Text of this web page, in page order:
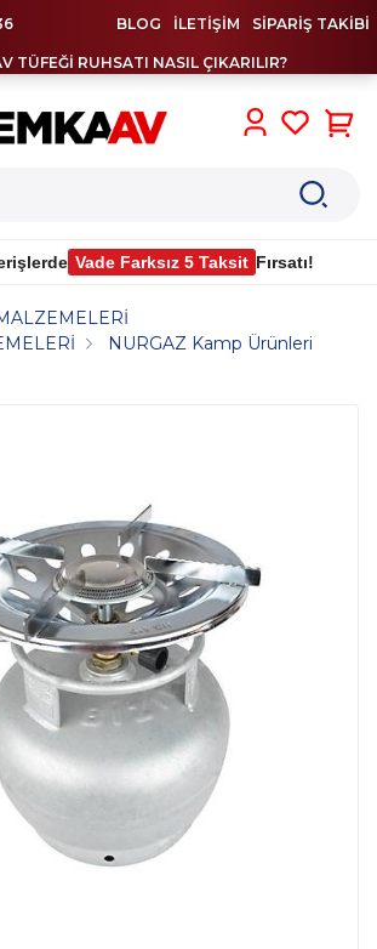
BLOG İLETİŞİM SİPARİŞ TAKİBİ
TÜFEĞİ RUHSATI NASIL ÇIKARILIR?
Vade Farksız 5 Taksit Fırsatı!
NURGAZ Kamp Ürünleri